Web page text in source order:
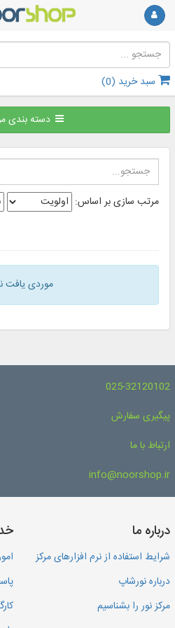
سبد خرید (0
)
دسته بندی
مرتب سازی بر اساس:
موردی یافت
025-32120102
پیگیری سفارش
ارتباط با ما
info@noorshop.ir
درباره ما
شرایط استفاده از نرم افزارهای مرکز
درباره نورشاپ
مرکز نور را بشناسیم